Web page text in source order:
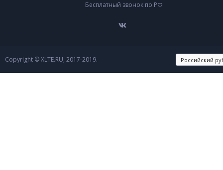
Бесплатный звонок по РФ
Copyright © XLTE.RU, 2017-2019.